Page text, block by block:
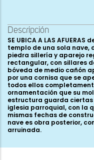
Descripción
SE UBICA A LAS
templo de una sola nave,
piedra sillería y aparejo
rectangular, con sillares
bóveda de medio cañón
por una cornisa que se
todos ellos
ornamentación que su
estructura guarda
iglesia parroquial, con la
mismas fechas de
nave es obra posterior,
arruinada.